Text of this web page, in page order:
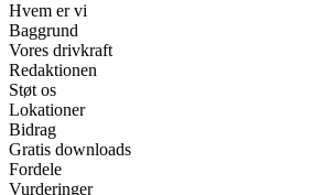
Hvem er vi
Baggrund
Vores drivkraft
Redaktionen
Støt os
Lokationer
Bidrag
Gratis downloads
Fordele
Vurderinger